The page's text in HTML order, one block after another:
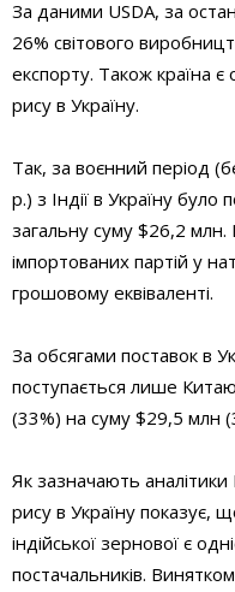
За даними USDA, за
26% світового
експорту. Також країна
рису в Україну.
Так, за воєнний період
р.) з Індії в Україну
загальну суму $26,2 млн.
імпортованих партій у
грошовому еквіваленті.
За обсягами поставок в
поступається лише
(33%) на суму $29,5 млн
Як зазначають
рису в Україну показує,
індійської зернової є
постачальників.